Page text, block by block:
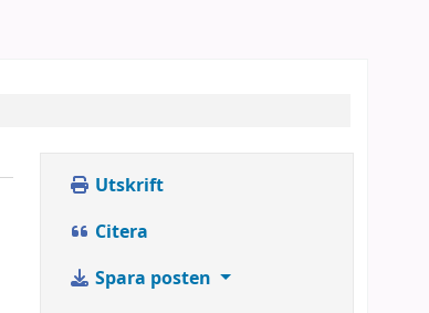
Utskrift
Citera
Spara posten